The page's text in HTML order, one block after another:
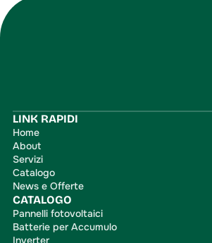
LINK RAPIDI
Home
About
Servizi
Catalogo
News e Offerte
CATALOGO
Pannelli fotovoltaici
Batterie per Accumulo
Inverter